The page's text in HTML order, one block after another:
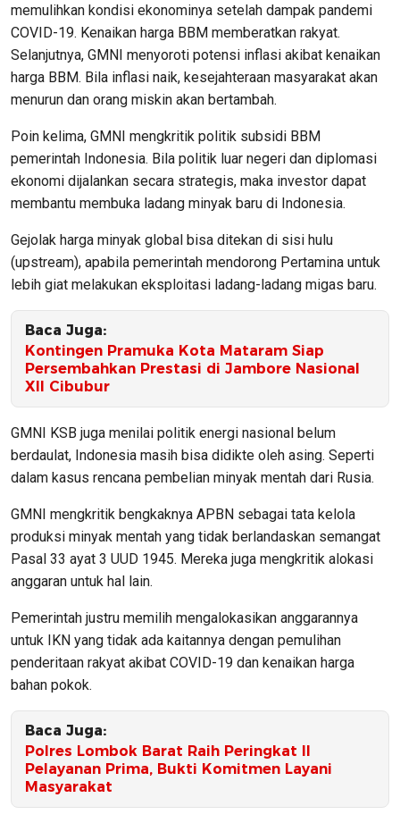
memulihkan kondisi ekonominya setelah dampak pandemi
COVID-19. Kenaikan harga BBM memberatkan rakyat.
Selanjutnya, GMNI menyoroti potensi inflasi akibat kenaikan
harga BBM. Bila inflasi naik, kesejahteraan masyarakat akan
menurun dan orang miskin akan bertambah.
Poin kelima, GMNI mengkritik politik subsidi BBM
pemerintah Indonesia. Bila politik luar negeri dan diplomasi
ekonomi dijalankan secara strategis, maka investor dapat
membantu membuka ladang minyak baru di Indonesia.
Gejolak harga minyak global bisa ditekan di sisi hulu
(upstream), apabila pemerintah mendorong Pertamina untuk
lebih giat melakukan eksploitasi ladang-ladang migas baru.
Baca Juga:
Kontingen Pramuka Kota Mataram Siap
Persembahkan Prestasi di Jambore Nasional
XII Cibubur
GMNI KSB juga menilai politik energi nasional belum
berdaulat, Indonesia masih bisa didikte oleh asing. Seperti
dalam kasus rencana pembelian minyak mentah dari Rusia.
GMNI mengkritik bengkaknya APBN sebagai tata kelola
produksi minyak mentah yang tidak berlandaskan semangat
Pasal 33 ayat 3 UUD 1945. Mereka juga mengkritik alokasi
anggaran untuk hal lain.
Pemerintah justru memilih mengalokasikan anggarannya
untuk IKN yang tidak ada kaitannya dengan pemulihan
penderitaan rakyat akibat COVID-19 dan kenaikan harga
bahan pokok.
Baca Juga:
Polres Lombok Barat Raih Peringkat II
Pelayanan Prima, Bukti Komitmen Layani
Masyarakat